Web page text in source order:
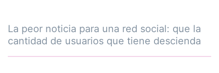
La peor noticia para una red social: que la
cantidad de usuarios que tiene descienda